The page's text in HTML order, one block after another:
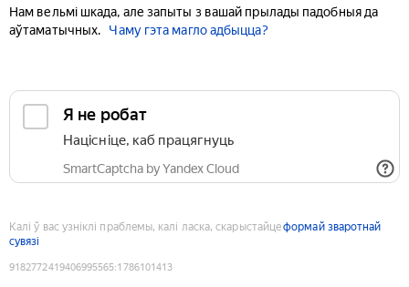
Нам вельмі шкада, але запыты з вашай прылады падобныя да
аўтаматычных.
Чаму гэта магло адбыцца?
Я не робат
Націсніце, каб працягнуць
SmartCaptcha by Yandex Cloud
Калі ў вас узніклі праблемы, калі ласка, скарыстайцеформай зваротнай
сувязі
9182772419406995565:1786101413